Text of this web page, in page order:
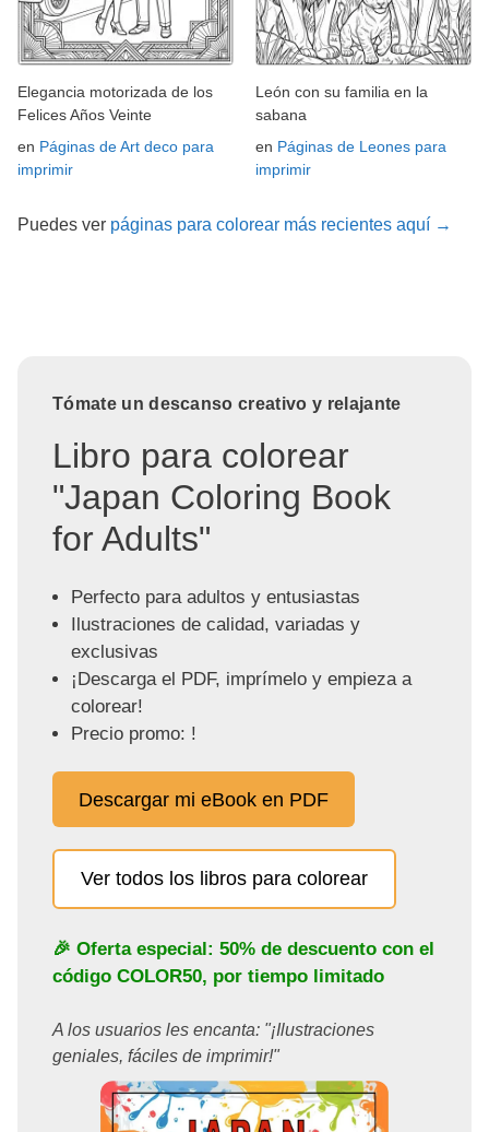
Elegancia motorizada de los
Felices Años Veinte
en Páginas de Art deco para
imprimir
León con su familia en la
sabana
en Páginas de Leones para
imprimir
Puedes ver páginas para colorear más recientes aquí →
Tómate un descanso creativo y relajante
Libro para colorear
"Japan Coloring Book
for Adults"
Perfecto para adultos y entusiastas
Ilustraciones de calidad, variadas y
exclusivas
¡Descarga el PDF, imprímelo y empieza a
colorear!
Precio promo: !
Descargar mi eBook en PDF
Ver todos los libros para colorear
🎉 Oferta especial: 50% de descuento con el
código COLOR50, por tiempo limitado
A los usuarios les encanta: "¡Ilustraciones
geniales, fáciles de imprimir!"